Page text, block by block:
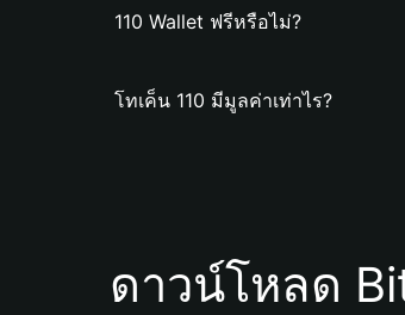
110 Wallet ฟรีหรือไม่?
โทเค็น 110 มีมูลค่าเท่าไร?
ดาวน์โหลด